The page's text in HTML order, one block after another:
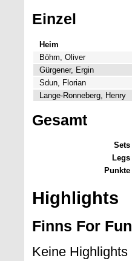
Einzel
Heim
Böhm, Oliver
Gürgener, Ergin
Sdun, Florian
Lange-Ronneberg, Henry
Gesamt
Sets
Legs
Punkte
Highlights
Finns For Fun
Keine Highlights